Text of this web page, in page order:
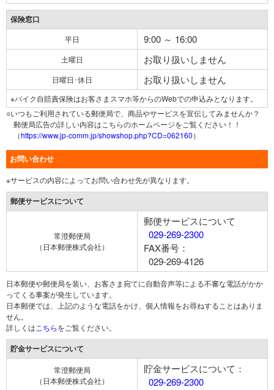
保険窓口
平日 9:00 ～ 16:00
土曜日 お取り扱いしません
日曜日･休日 お取り扱いしません
※バイク自賠責保険はお客さまスマホ等からのWebでの申込みとなります。
○いつもご利用されている郵便局で、商品やサービスを宣伝してみませんか？
郵便局広告の詳しい内容はこちらのホームページをご覧ください！！
（https://www.jp-comm.jp/showshop.php?CD=062160）
お問い合わせ
※サービスの内容によってお問い合わせ先が異なります。
郵便サービスについて
常澄郵便局
（日本郵便株式会社）
郵便サービスについて
029-269-2300
FAX番号：
029-269-4126
日本郵便や郵便局を装い、お客さま宛てに自動音声等による不審な電話がかか
ってくる事案が発生しています。
日本郵便では、上記のような電話をかけ、個人情報をお尋ねすることはありま
せん。
詳しくは こちらをご覧ください。
貯金サービスについて
常澄郵便局
（日本郵便株式会社）
貯金サービスについて：
029-269-2300